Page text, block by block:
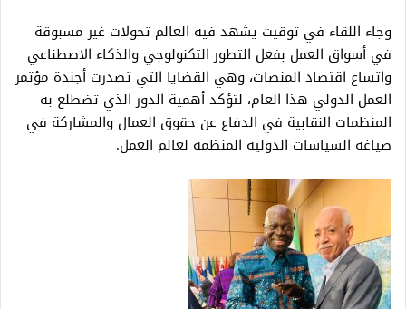
وجاء اللقاء في توقيت يشهد فيه العالم تحولات غير مسبوقة
في أسواق العمل بفعل التطور التكنولوجي والذكاء الاصطناعي
واتساع اقتصاد المنصات، وهي القضايا التي تصدرت أجندة مؤتمر
العمل الدولي هذا العام، لتؤكد أهمية الدور الذي تضطلع به
المنظمات النقابية في الدفاع عن حقوق العمال والمشاركة في
صياغة السياسات الدولية المنظمة لعالم العمل.